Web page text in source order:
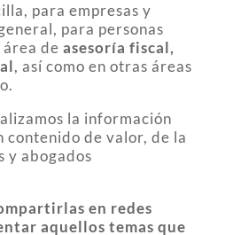
para empresas y
para personas
de asesoría fiscal,
, así como en otras áreas
la información
contenido de valor, de la
y abogados
en redes
aquellos temas que